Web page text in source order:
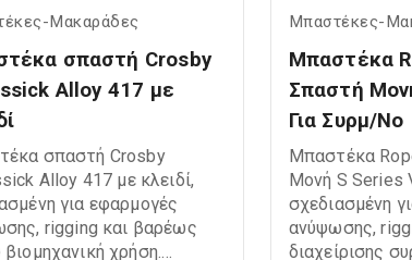
offshore
Μακαράδες
σπαστή Crosby
Alloy 417 με
σπαστή Crosby
Alloy 417 με κλειδί,
για εφαρμογές
rigging και βαρέως
χρήση.
Μπαστέκες-
Μπαστέκα
Σπαστή
Για Συρμ/Νο
Μπαστέκα
Μονή S Series
σχεδιασμένη
ανύψωσης,
διαχείρισης